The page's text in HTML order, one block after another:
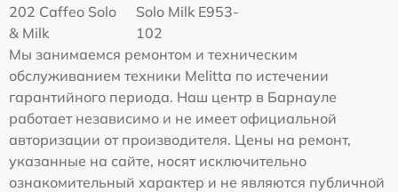
202 Caffeo Solo
& Milk
Solo Milk E953-
102
Мы занимаемся ремонтом и техническим
обслуживанием техники Melitta по истечении
гарантийного периода. Наш центр в Барнауле
работает независимо и не имеет официальной
авторизации от производителя. Цены на ремонт,
указанные на сайте, носят исключительно
ознакомительный характер и не являются публичной